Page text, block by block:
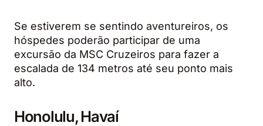
Se estiverem se sentindo aventureiros, os
hóspedes poderão participar de uma
excursão da MSC Cruzeiros para fazer a
escalada de 134 metros até seu ponto mais
alto.
Honolulu, Havaí